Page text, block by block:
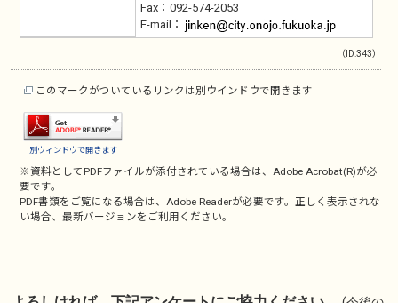
Fax：092-574-2053
E-mail：
（ID:343）
このマークがついているリンクは別ウインドウで開きます
別ウィンドウで開きます
※資料としてPDFファイルが添付されている場合は、Adobe Acrobat(R)が必
要です。
PDF書類をご覧になる場合は、Adobe Readerが必要です。正しく表示されな
い場合、最新バージョンをご利用ください。